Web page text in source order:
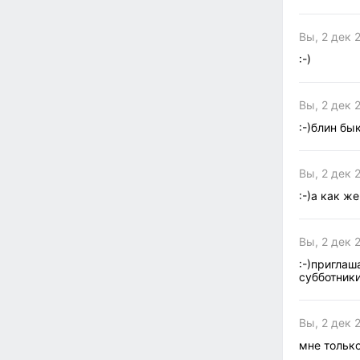
Вы, 2 дек
:-)
Вы, 2 дек
:-)блин
Вы, 2 дек
:-)а как
Вы, 2 дек
:-
Вы, 2 дек
мне